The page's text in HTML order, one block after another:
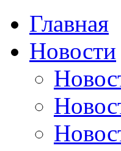
Главная
Новости